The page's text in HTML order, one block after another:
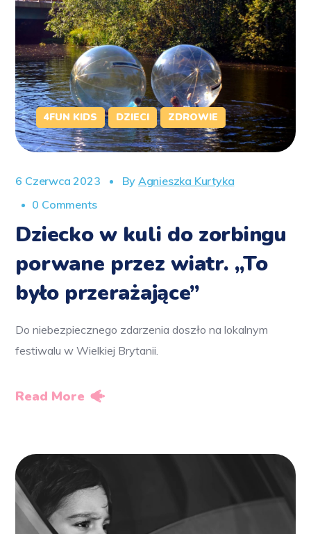
4FUN KIDS DZIECI ZDROWIE
6 Czerwca 2023 By Agnieszka Kurtyka
0 Comments
Dziecko w kuli do zorbingu
porwane przez wiatr. „To
było przerażające”
Do niebezpiecznego zdarzenia doszło na lokalnym
festiwalu w Wielkiej Brytanii.
Read More